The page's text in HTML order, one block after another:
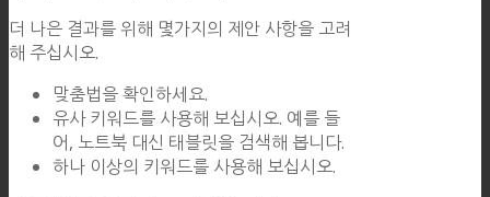
더 나은 결과를 위해 몇가지의 제안 사항을 고려
해 주십시오.
맞춤법을 확인하세요.
유사 키워드를 사용해 보십시오. 예를 들
어, 노트북 대신 태블릿을 검색해 봅니다.
하나 이상의 키워드를 사용해 보십시오.